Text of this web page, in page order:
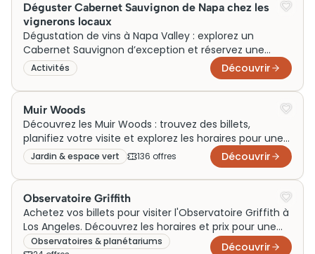
Déguster Cabernet Sauvignon de Napa chez les
vignerons locaux
Dégustation de vins à Napa Valley : explorez un
Cabernet Sauvignon d’exception et réservez une
expérience œnologique unique.
Activités Découvrir
Muir Woods
Découvrez les Muir Woods : trouvez des billets,
planifiez votre visite et explorez les horaires pour une
expérience inoubliable au Comté de Marin.
Jardin & espace vert 136 offres Découvrir
Observatoire Griffith
Achetez vos billets pour visiter l'Observatoire Griffith à
Los Angeles. Découvrez les horaires et prix pour une
visite inoubliable.
Observatoires & planétariums
Découvrir